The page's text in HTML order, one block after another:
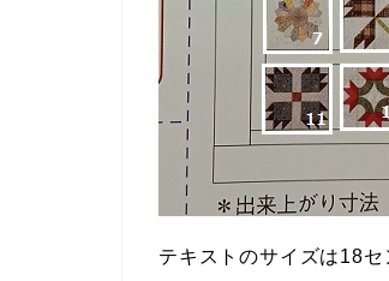
テキストのサイズは18セ